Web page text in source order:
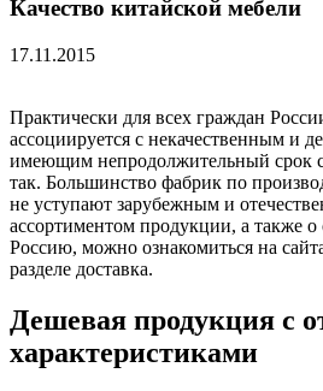
Качество китайской мебели
17.11.2015
Практически для всех граждан
ассоциируется с некачественным и
имеющим непродолжительный срок
так. Большинство фабрик по
не уступают зарубежным и
ассортиментом продукции, а также о
Россию, можно ознакомиться на
разделе доставка.
Дешевая продукция с
характеристиками